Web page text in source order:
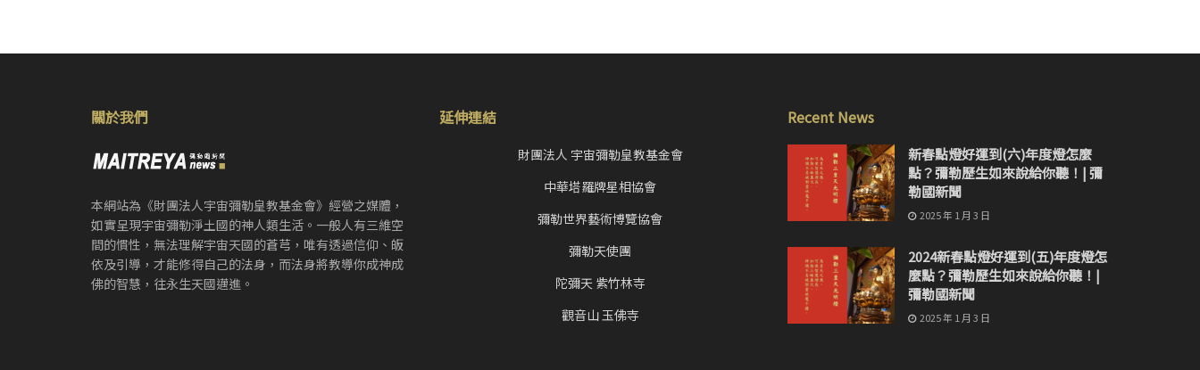
關於我們
本網站為《財團法人宇宙彌勒皇教基金會》經營之媒體，
如實呈現宇宙彌勒淨土國的神人類生活。一般人有三維空
間的慣性，無法理解宇宙天國的蒼芎，唯有透過信仰、皈
依及引導，才能修得自己的法身，而法身將教導你成神成
佛的智慧，往永生天國邁進。
延伸連結
財團法人 宇宙彌勒皇教基金會
中華塔羅牌星相協會
彌勒世界藝術博覽協會
彌勒天使團
陀彌天 紫竹林寺
觀音山 玉佛寺
Recent News
新春點燈好運到(六)年度燈怎麼
點？彌勒歷生如來說給你聽！| 彌
勒國新聞
2025 年 1 月 3 日
2024新春點燈好運到(五)年度燈怎
麼點？彌勒歷生如來說給你聽！|
彌勒國新聞
2025 年 1 月 3 日